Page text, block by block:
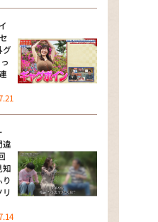
り
Z塚田×福井アナ
ん！？」（news お
～きょうの献立 何
ンなり！シーズン２
旅サラダ
ースライブ 正義の
グ
違
知